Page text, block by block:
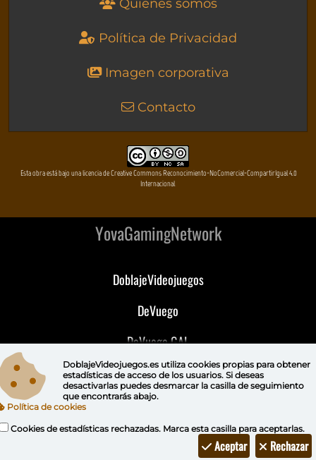
Quienes somos
Política de Privacidad
Imagen corporativa
Contacto
Esta obra está bajo una licencia de Creative Commons Reconocimiento-NoComercial-CompartirIgual 4.0
Internacional
YovaGamingNetwork
DoblajeVideojuegos
DeVuego
DeVuego GAL
DeVuego LATAM
DeVuego Portugal
DoblajeVideojuegos.es utiliza cookies propiaspara obtener
estadísticas de acceso de los usuarios. Si deseas
desactivarlas puedes desmarcar la casilla de seguimiento
que encontrarás abajo.
Política de cookies
Cookies de estadísticas rechazadas. Marca esta casilla para aceptarlas.
Rechazar
Aceptar